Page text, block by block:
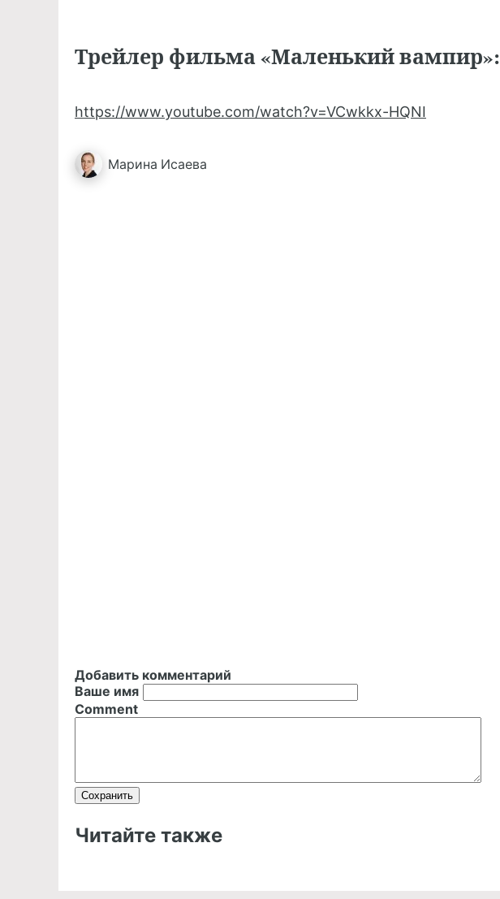
Трейлер фильма «Маленький вампир»:
https://www.youtube.com/watch?v=VCwkkx-HQNI
Марина Исаева
Добавить комментарий
Ваше имя
Comment
Читайте также